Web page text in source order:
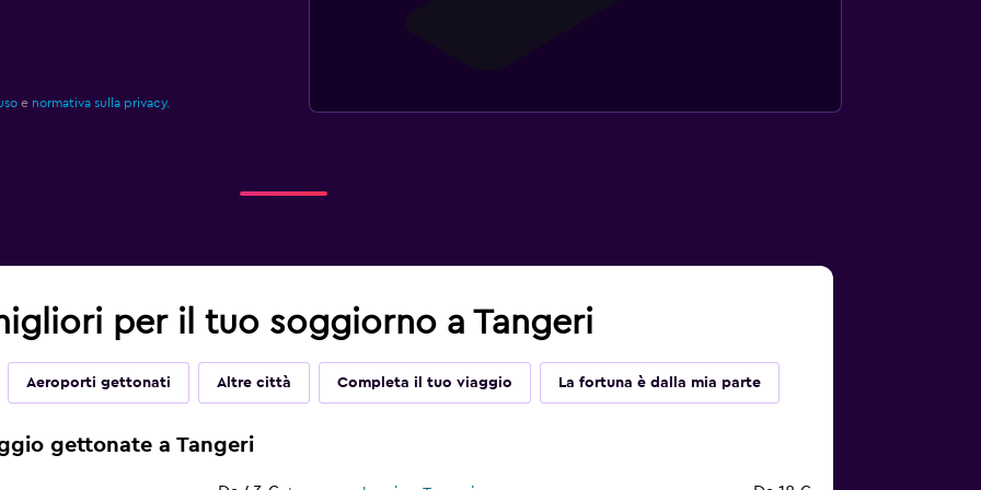
e normativa sulla privacy.
per il tuo soggiorno a Tangeri
Aeroporti gettonati Altre città Completa il tuo viaggio La fortuna è dalla mia parte
gettonate a Tangeri